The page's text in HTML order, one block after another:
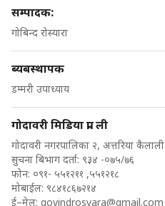
सम्पादक:
गोबिन्द रोस्यारा
ब्यबस्थापक
डम्मरी उपाध्याय
गोदावरी मिडिया प्रा. ली
गोदावरी नगरपालिका २, अत्तरिया कैलाली
सुचना बिभाग दर्ता: ९३४ -०७५/७६
फोन: ०९१- ५५१२११ ,५५१२१८
मोबाईल: ९८४१८६७२१४
ई–मेल: govindrosyara@gmail.com